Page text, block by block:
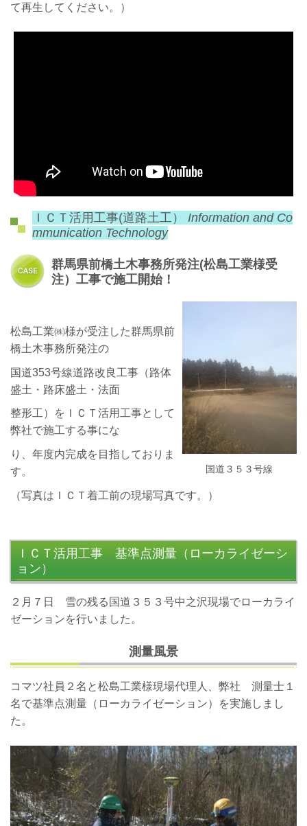
て再生してください。）
ＩＣＴ活用工事(道路土工） Information and Co
mmunication Technology
群馬県前橋土木事務所発注(松島工業様受
注）工事で施工開始！
国道３５３号線
松島工業㈱様が受注した群馬県前
橋土木事務所発注の
国道353号線道路改良工事（路体
盛土・路床盛土・法面
整形工）をＩＣＴ活用工事として
弊社で施工する事にな
り、年度内完成を目指しておりま
す。
（写真はＩＣＴ着工前の現場写真です。）
ＩＣＴ活用工事 基準点測量（ローカライゼーシ
ョン）
２月７日 雪の残る国道３５３号中之沢現場でローカライ
ゼーションを行いました。
測量風景
コマツ社員２名と松島工業様現場代理人、弊社 測量士１
名で基準点測量（ローカライゼーション）を実施しまし
た。